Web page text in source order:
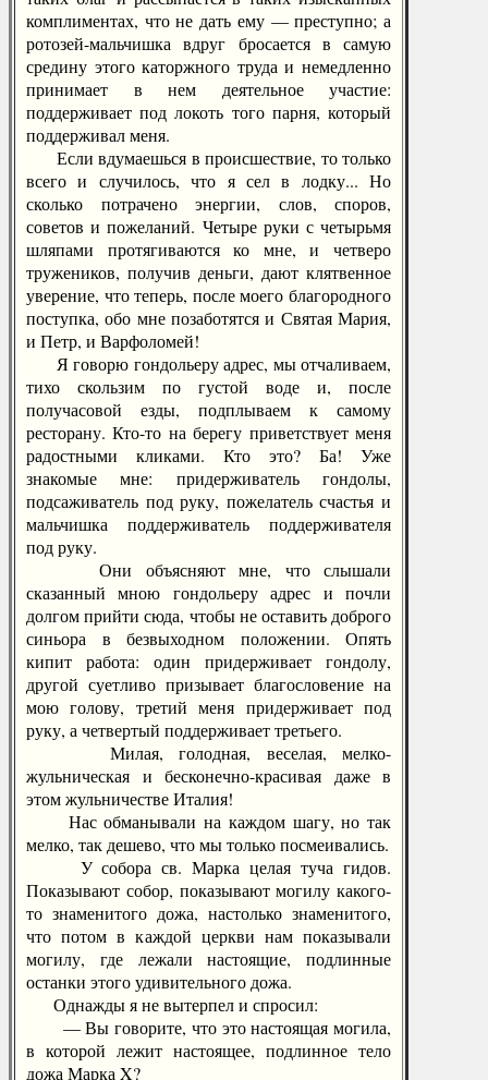
комплиментах, что не дать ему — преступно; а
ротозей-мальчишка вдруг бросается в самую
средину этого каторжного труда и немедленно
принимает в нем деятельное участие:
поддерживает под локоть того парня, который
поддерживал меня.
Если вдумаешься в происшествие, то только
всего и случилось, что я сел в лодку... Но
сколько потрачено энергии, слов, споров,
советов и пожеланий. Четыре руки с четырьмя
шляпами протягиваются ко мне, и четверо
тружеников, получив деньги, дают клятвенное
уверение, что теперь, после моего благородного
поступка, обо мне позаботятся и Святая Мария,
и Петр, и Варфоломей!
Я говорю гондольеру адрес, мы отчаливаем,
тихо скользим по густой воде и, после
получасовой езды, подплываем к самому
ресторану. Кто-то на берегу приветствует меня
радостными кликами. Кто это? Ба! Уже
знакомые мне: придерживатель гондолы,
подсаживатель под руку, пожелатель счастья и
мальчишка поддерживатель поддерживателя
под руку.
Они объясняют мне, что слышали
сказанный мною гондольеру адрес и почли
долгом прийти сюда, чтобы не оставить доброго
синьора в безвыходном положении. Опять
кипит работа: один придерживает гондолу,
другой суетливо призывает благословение на
мою голову, третий меня придерживает под
руку, а четвертый поддерживает третьего.
Милая, голодная, веселая, мелко-
жульническая и бесконечно-красивая даже в
этом жульничестве Италия!
Нас обманывали на каждом шагу, но так
мелко, так дешево, что мы только посмеивались.
У собора св. Марка целая туча гидов.
Показывают собор, показывают могилу какого-
то знаменитого дожа, настолько знаменитого,
что потом в каждой церкви нам показывали
могилу, где лежали настоящие, подлинные
останки этого удивительного дожа.
Однажды я не вытерпел и спросил:
— Вы говорите, что это настоящая могила,
в которой лежит настоящее, подлинное тело
дожа Марка X?